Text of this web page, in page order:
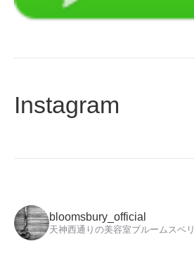
Instagram
bloomsbury_official
天神西通りの美容室ブルームスベ